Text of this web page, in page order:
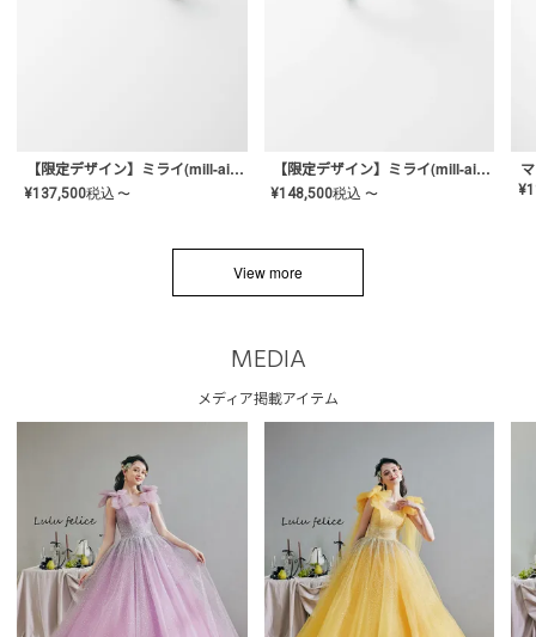
【限定デザイン】ミライ(mill-ai)リング
¥137,500税込 〜
【限定デザイン】ミライ(mill-ai)リング
¥148,500税込 〜 ¥
View more
MEDIA
メディア掲載アイテム